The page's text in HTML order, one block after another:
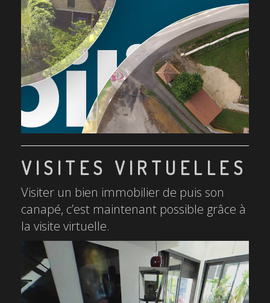
VISITES VIRTUELLES
Visiter un bien immobilier de puis son
canapé, c’est maintenant possible grâce à
la visite virtuelle.